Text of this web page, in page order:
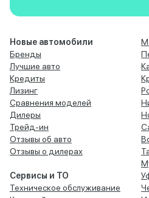
Новые автомобили
Бренды
Лучшие авто
Кредиты
Лизинг
Сравнения моделей
Дилеры
Трейд-ин
Отзывы об авто
Отзывы о дилерах
Сервисы и ТО
Техническое обслуживание